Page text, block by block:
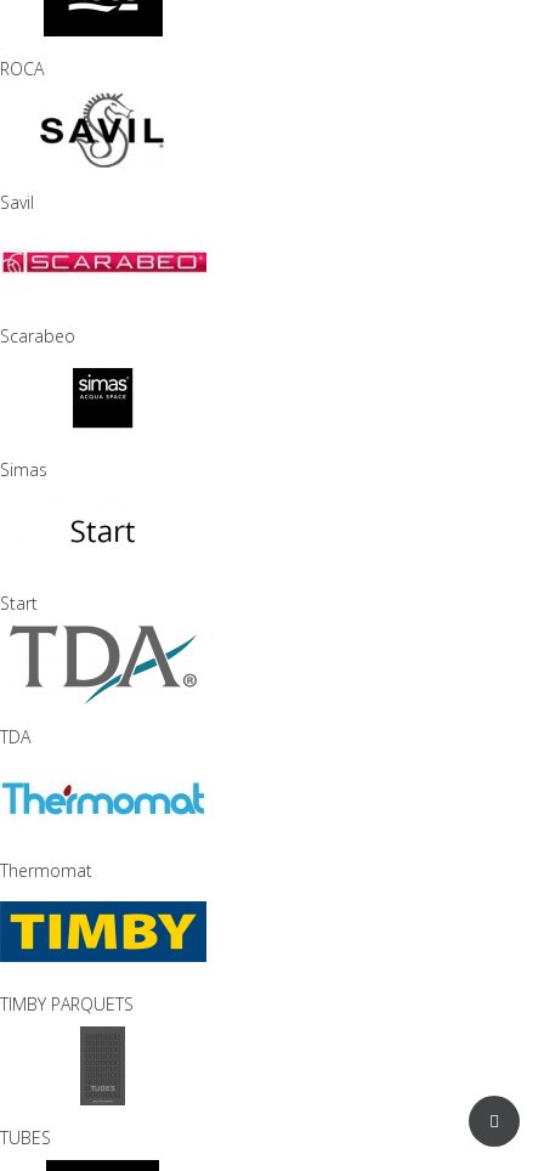
ROCA
Savil
Scarabeo
Simas
Start
TDA
Thermomat
TIMBY PARQUETS
TUBES